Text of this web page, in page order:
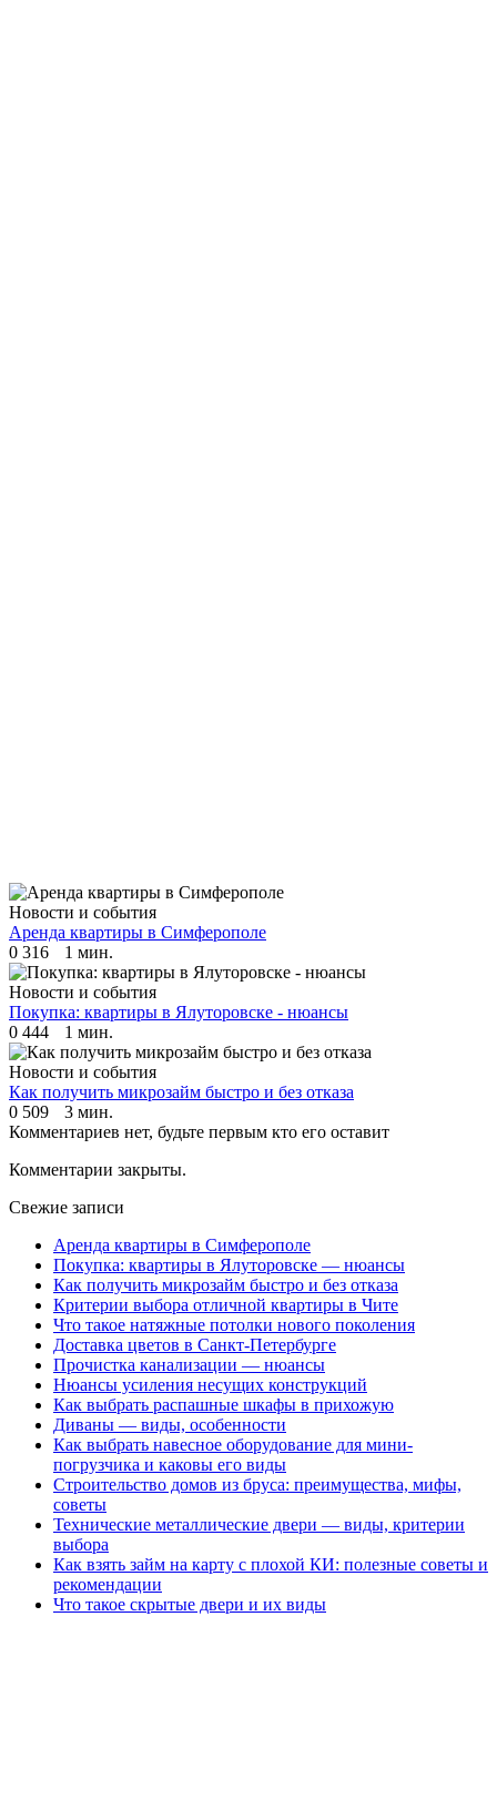
Новости и события
Аренда квартиры в Симферополе
0 316 1 мин.
Новости и события
Покупка: квартиры в Ялуторовске - нюансы
0 444 1 мин.
Новости и события
Как получить микрозайм быстро и без отказа
0 509
3 мин.
Комментариев нет, будьте первым кто его оставит
Комментарии закрыты.
Свежие записи
Аренда квартиры в Симферополе
Покупка: квартиры в Ялуторовске — нюансы
Как получить микрозайм быстро и без отказа
Критерии выбора отличной квартиры в Чите
Что такое натяжные потолки нового поколения
Доставка цветов в Санкт-Петербурге
Прочистка канализации — нюансы
Нюансы усиления несущих конструкций
Как выбрать распашные шкафы в прихожую
Диваны — виды, особенности
Как выбрать навесное оборудование для мини-
погрузчика и каковы его виды
Строительство домов из бруса: преимущества, мифы,
советы
Технические металлические двери — виды, критерии
выбора
Как взять займ на карту с плохой КИ: полезные советы и
рекомендации
Что такое скрытые двери и их виды